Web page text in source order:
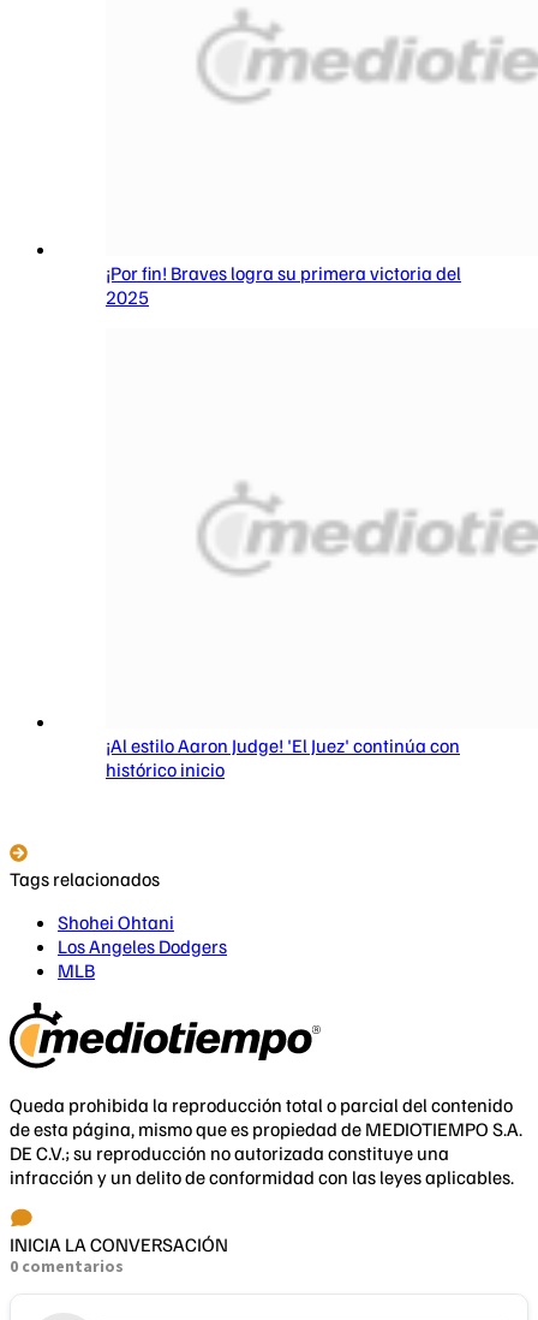
¡Por fin! Braves logra su primera victoria del
2025
¡Al estilo Aaron Judge! 'El Juez' continúa con
histórico inicio
Tags relacionados
Shohei Ohtani
Los Angeles Dodgers
MLB
Queda prohibida la reproducción total o parcial del contenido
de esta página, mismo que es propiedad de MEDIOTIEMPO S.A.
DE C.V.; su reproducción no autorizada constituye una
infracción y un delito de conformidad con las leyes aplicables.
INICIA LA CONVERSACIÓN
0 comentarios